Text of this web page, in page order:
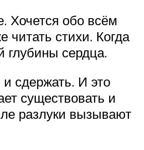
Хочется обо всём
читать стихи. Когда
глубины сердца.
сдержать. И это
существовать и
разлуки вызывают